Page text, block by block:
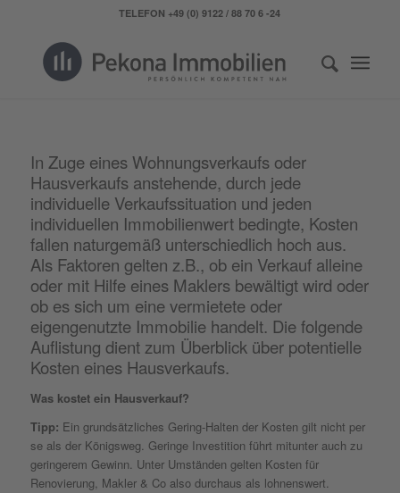
TELEFON +49 (0) 9122 / 88 70 6 -24
In Zuge eines Wohnungsverkaufs oder
Hausverkaufs anstehende, durch jede
individuelle Verkaufssituation und jeden
individuellen Immobilienwert bedingte, Kosten
fallen naturgemäß unterschiedlich hoch aus.
Als Faktoren gelten z.B., ob ein Verkauf alleine
oder mit Hilfe eines Maklers bewältigt wird oder
ob es sich um eine vermietete oder
eigengenutzte Immobilie handelt. Die folgende
Auflistung dient zum Überblick über potentielle
Kosten eines Hausverkaufs.
Was kostet ein Hausverkauf?
Tipp: Ein grundsätzliches Gering-Halten der Kosten gilt nicht per
se als der Königsweg. Geringe Investition führt mitunter auch zu
geringerem Gewinn. Unter Umständen gelten Kosten für
Renovierung, Makler & Co also durchaus als lohnenswert.